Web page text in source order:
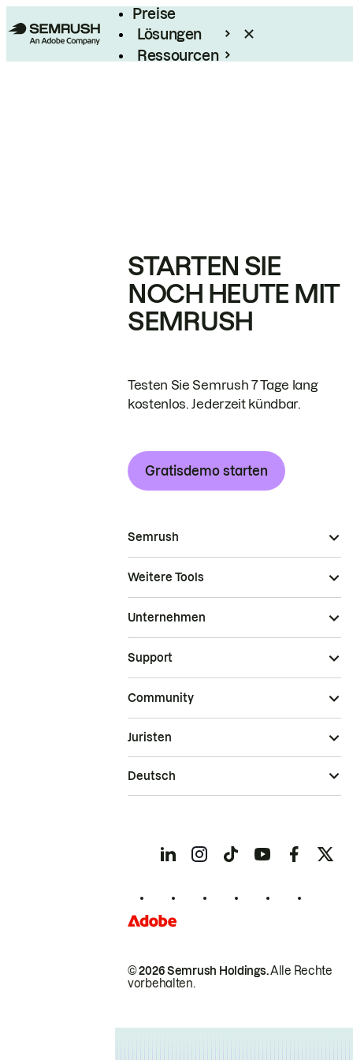
Preise
Lösungen
Ressourcen
STARTEN SIE
NOCH HEUTE MIT
SEMRUSH
Testen Sie Semrush 7 Tage lang
kostenlos. Jederzeit kündbar.
Gratisdemo starten
Semrush
Weitere Tools
Unternehmen
Support
Community
© 2026 Semrush Holdings.Alle Rechte
vorbehalten.
Juristen
Deutsch